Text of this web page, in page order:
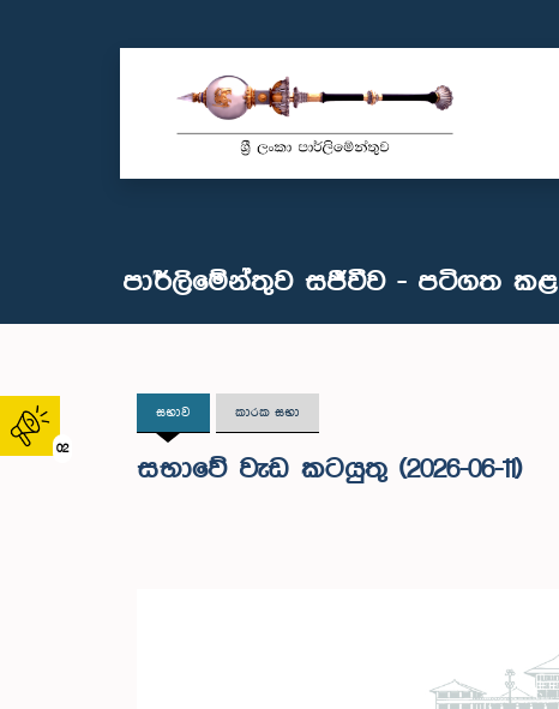
02
පාර්ලිමේන්තුව සජීවීව - පටිගත කළ
සභාව කාරක සභා
සභාවේ වැඩ කටයුතු (2026-06-11)